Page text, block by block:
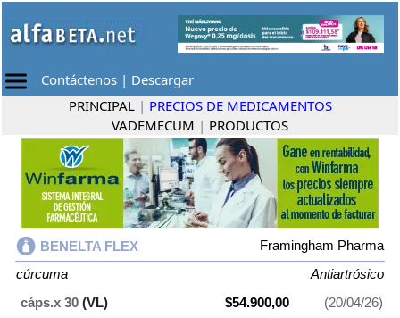
Contáctenos | Descargar
PRINCIPAL | PRECIOS DE MEDICAMENTOS
VADEMECUM | PRODUCTOS
BENELTA FLEX
Framingham Pharma
cúrcuma
Antiartrósico
cáps.x 30 (VL) $54.900,00 (20/04/26)